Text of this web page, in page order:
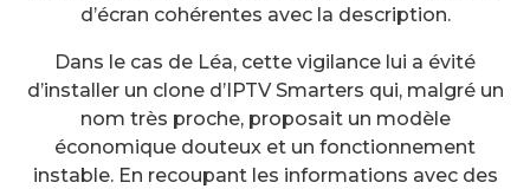
d’écran cohérentes avec la description.
Dans le cas de Léa, cette vigilance lui a évité
d’installer un clone d’IPTV Smarters qui, malgré un
nom très proche, proposait un modèle
économique douteux et un fonctionnement
instable. En recoupant les informations avec des